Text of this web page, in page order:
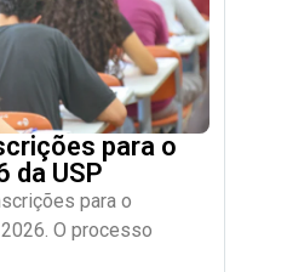
para o
da USP
para o
O processo